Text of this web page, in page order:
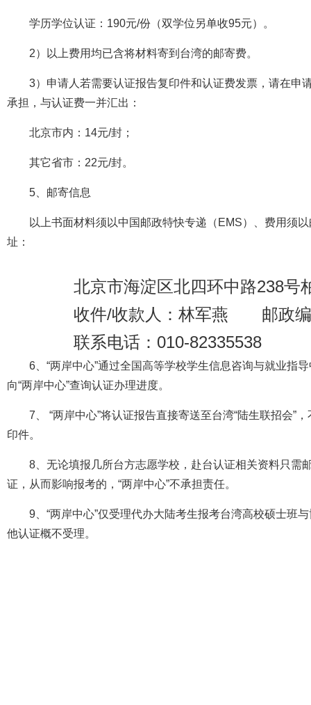
学历学位认证：190元/份（双学位另单收95元）。
2）以上费用均已含将材料寄到台湾的邮寄费。
3）申请人若需要认证报告复印件和认证费发票，请在申
承担，与认证费一并汇出：
北京市内：14元/封；
其它省市：22元/封。
5、邮寄信息
以上书面材料须以中国邮政特快专递（EMS）、费用须
址：
北京市海淀区北四环中路238号
收件/收款人：林军燕 邮政编
联系电话：010-82335538
6、“两岸中心”通过全国高等学校学生信息咨询与就业指
向“两岸中心”查询认证办理进度。
7、 “两岸中心”将认证报告直接寄送至台湾“陆生联招会”
印件。
8、无论填报几所台方志愿学校，赴台认证相关资料只需
证，从而影响报考的，“两岸中心”不承担责任。
9、“两岸中心”仅受理代办大陆考生报考台湾高校硕士班
他认证概不受理。